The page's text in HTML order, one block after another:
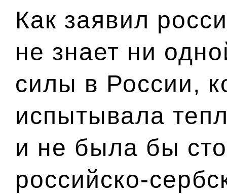
Как заявил
не знает ни
силы в России,
испытывала
и не была бы
российско-